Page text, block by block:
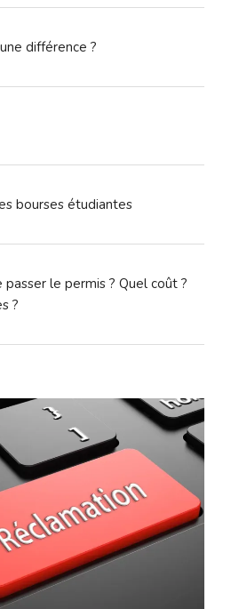
différence ?
bourses étudiantes
le permis ? Quel coût ?
?